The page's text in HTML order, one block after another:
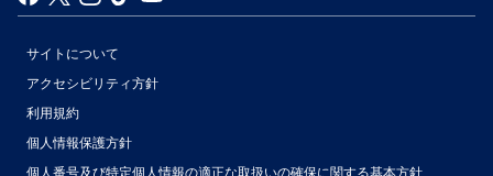
サイトについて
アクセシビリティ方針
利用規約
個人情報保護方針
個人番号及び特定個人情報の適正な取扱いの確保に関する基本方針